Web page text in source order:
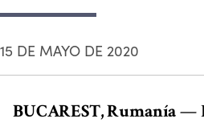
15 DE MAYO DE 2020
BUCAREST, Rumanía—